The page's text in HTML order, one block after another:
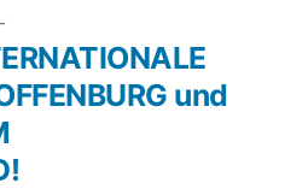
Nächster
Beitrag:
und